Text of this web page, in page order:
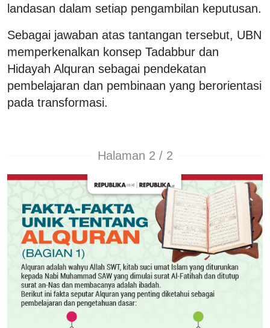
landasan dalam setiap pengambilan keputusan.
Sebagai jawaban atas tantangan tersebut, UBN
memperkenalkan konsep Tadabbur dan
Hidayah Alquran sebagai pendekatan
pembelajaran dan pembinaan yang berorientasi
pada transformasi.
Halaman 2 / 2